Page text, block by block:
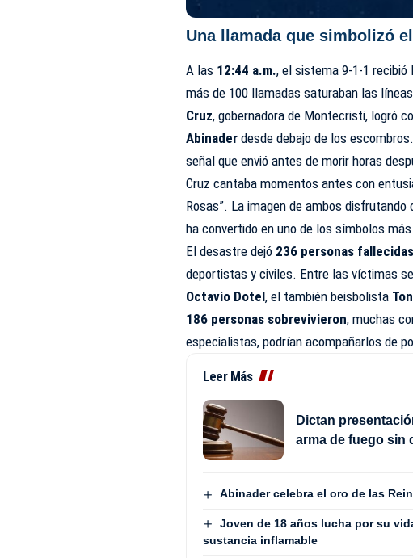
Una llamada que simbolizó
A las 12:44 a.m., el sistema 9-1-1
más de 100 llamadas saturaban las
Cruz, gobernadora de Montecristi, logró
Abinader desde debajo de los
señal que envió antes de morir horas
Cruz cantaba momentos antes con
Rosas”. La imagen de ambos
ha convertido en uno de los símbolos
El desastre dejó 236 personas
deportistas y civiles. Entre las víctimas
Octavio Dotel, el también beisbolista
186 personas sobrevivieron, muchas
especialistas, podrían acompañarlos de
Leer Más
Dictan
arma de fuego sin
Abinader celebra el oro de las
Joven de 18 años lucha por su
sustancia inflamable